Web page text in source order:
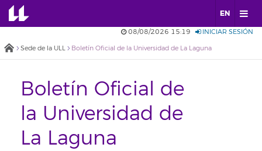
EN
08/08/2026 15:19 INICIAR SESIÓN
Sede de la ULL Boletín Oficial de la Universidad de La Laguna
Boletín Oficial de
la Universidad de
La Laguna